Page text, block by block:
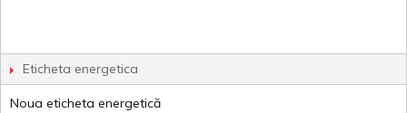
Eticheta energetica
Noua eticheta energetică